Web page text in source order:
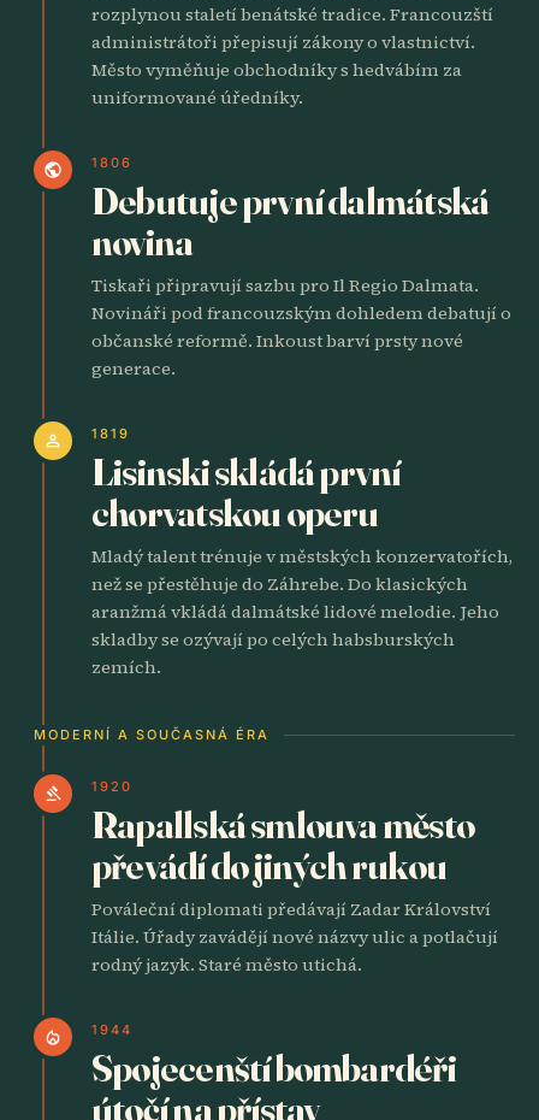
rozplynou staletí benátské tradice. Francouzští
administrátoři přepisují zákony o vlastnictví.
Město vyměňuje obchodníky s hedvábím za
uniformované úředníky.
public 1806
Debutuje první dalmátská
novina
Tiskaři připravují sazbu pro Il Regio Dalmata.
Novináři pod francouzským dohledem debatují o
občanské reformě. Inkoust barví prsty nové
generace.
person 1819
Lisinski skládá první
chorvatskou operu
Mladý talent trénuje v městských konzervatořích,
než se přestěhuje do Záhrebe. Do klasických
aranžmá vkládá dalmátské lidové melodie. Jeho
skladby se ozývají po celých habsburských
zemích.
MODERNÍ A SOUČASNÁ ÉRA
gavel 1920
Rapallská smlouva město
převádí do jiných rukou
Pováleční diplomati předávají Zadar Království
Itálie. Úřady zavádějí nové názvy ulic a potlačují
rodný jazyk. Staré město utichá.
local_fire_department 1944
Spojecenští bombardéři
útočí na přístav